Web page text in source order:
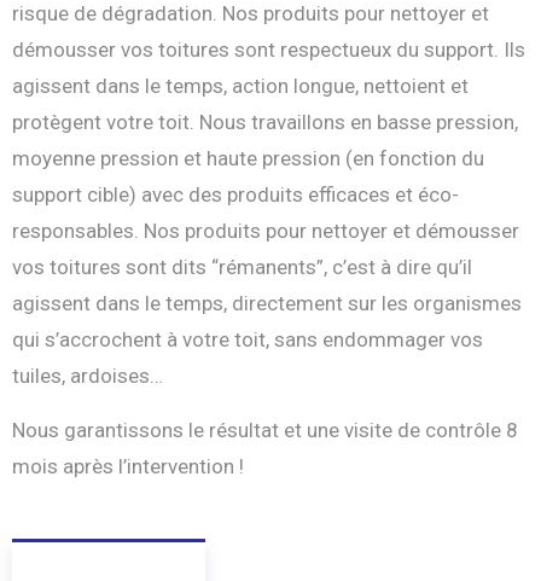
risque de dégradation. Nos produits pour nettoyer et
démousser vos toitures sont respectueux du support. Ils
agissent dans le temps, action longue, nettoient et
protègent votre toit. Nous travaillons en basse pression,
moyenne pression et haute pression (en fonction du
support cible) avec des produits efficaces et éco-
responsables. Nos produits pour nettoyer et démousser
vos toitures sont dits “rémanents”, c’est à dire qu’il
agissent dans le temps, directement sur les organismes
qui s’accrochent à votre toit, sans endommager vos
tuiles, ardoises…
Nous garantissons le résultat et une visite de contrôle 8
mois après l’intervention !